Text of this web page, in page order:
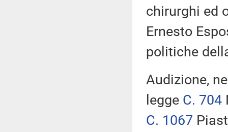
chirurghi ed
Ernesto
politiche
Audizione,
legge C. 704
C. 1067